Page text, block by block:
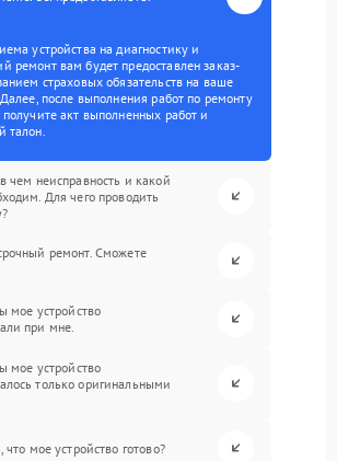
устройства на диагностику и
ремонт вам будет предоставлен заказ-
страховых обязательств на ваше
после выполнения работ по ремонту
акт выполненных работ и
талон.
чем неисправность и какой
Для чего проводить
ремонт. Сможете
мое устройство
при мне.
мое устройство
только оригинальными
мое устройство готово?